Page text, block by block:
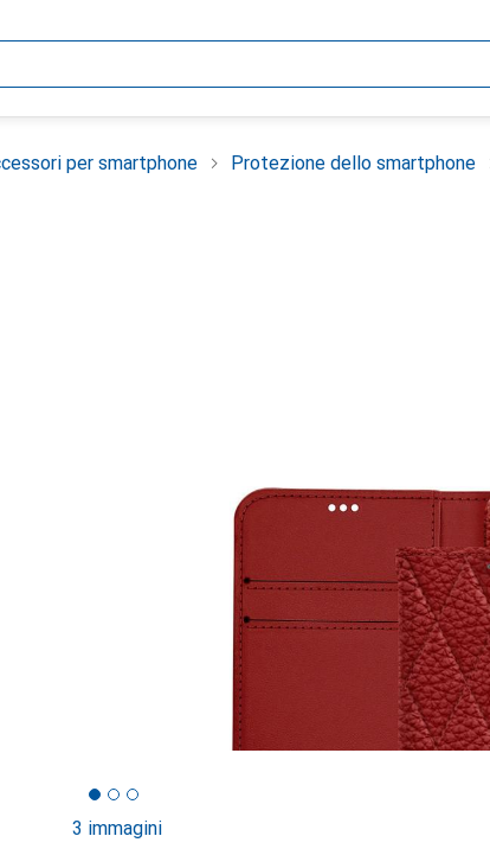
per smartphone Protezione dello smartphone
3 immagini